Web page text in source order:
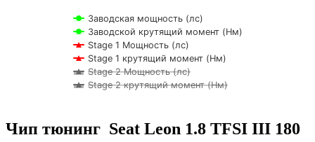
Заводская мощность (лс)
Заводской крутящий момент (Нм)
Stage 1 Мощность (лс)
Stage 1 крутящий момент (Нм)
Stage 2 Мощность (лс)
Stage 2 крутящий момент (Нм)
Чип тюнинг Seat Leon 1.8 TFSI III 180